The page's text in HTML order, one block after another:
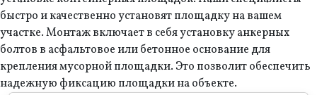
быстро и качественно установят площадку на вашем
участке. Монтаж включает в себя установку анкерных
болтов в асфальтовое или бетонное основание для
крепления мусорной площадки. Это позволит обеспечить
надежную фиксацию площадки на объекте.